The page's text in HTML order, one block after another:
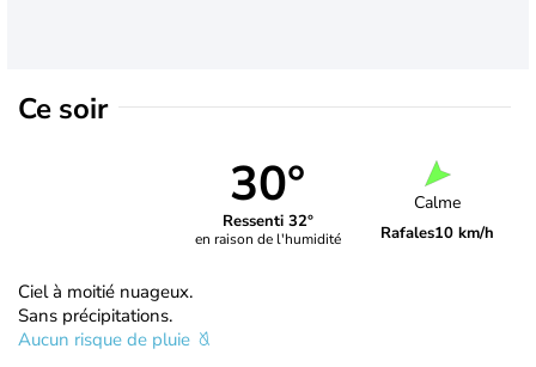
Ce soir
30°
Ressenti 32°
en raison de l'humidité
Calme
Rafales10 km/h
Ciel à moitié nuageux.
Sans précipitations.
Aucun risque de pluie